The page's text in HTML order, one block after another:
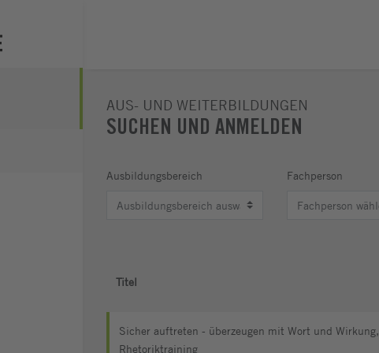
AUS- UND WEITERBILDUNGEN
SUCHEN UND ANMELDEN
Ausbildungsbereich Fachperson
Titel
Sicher auftreten - überzeugen mit Wort und Wirkung,
Rhetoriktraining